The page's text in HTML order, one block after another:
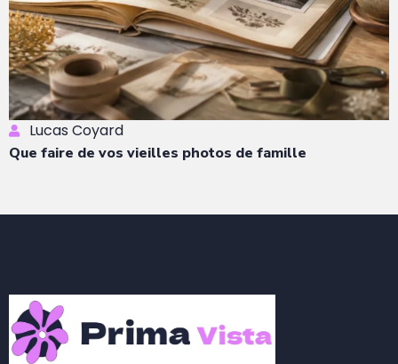
Lucas Coyard
Que faire de vos vieilles photos de famille